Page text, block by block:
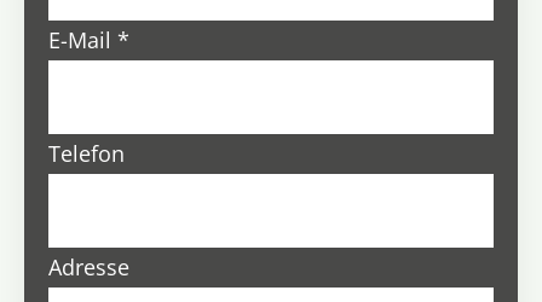
E-Mail*
Telefon
Adresse